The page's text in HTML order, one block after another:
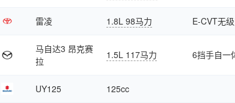
雷凌 1.8L 98马力 E-CVT无
马自达3 昂克赛
拉
1.5L 117马力 6挡手自一
UY125 125cc